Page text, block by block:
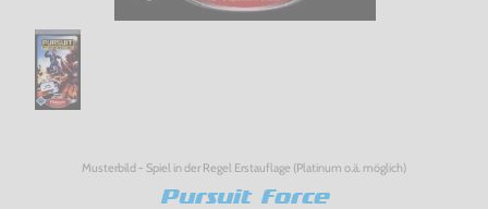
Musterbild - Spiel in der Regel Erstauflage (Platinum o.ä. möglich)
Pursuit Force